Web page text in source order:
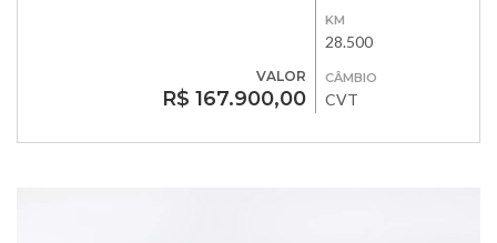
VALOR
R$ 167.900,00
KM
28.500
CÂMBIO
CVT